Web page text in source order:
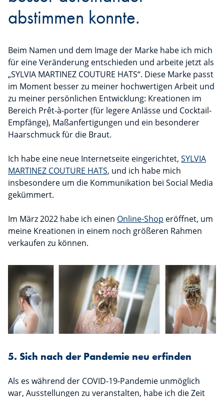
abstimmen konnte.
Beim Namen und dem Image der Marke habe ich mich
für eine Veränderung entschieden und arbeite jetzt als
„SYLVIA MARTINEZ COUTURE HATS“. Diese Marke passt
im Moment besser zu meiner hochwertigen Arbeit und
zu meiner persönlichen Entwicklung: Kreationen im
Bereich Prêt-à-porter (für legere Anlässe und Cocktail-
Empfänge), Maßanfertigungen und ein besonderer
Haarschmuck für die Braut.
Ich habe eine neue Internetseite eingerichtet, SYLVIA
MARTINEZ COUTURE HATS, und ich habe mich
insbesondere um die Kommunikation bei Social Media
gekümmert.
Im März 2022 habe ich einen Online-Shop eröffnet, um
meine Kreationen in einem noch größeren Rahmen
verkaufen zu können.
5. Sich nach der Pandemie neu erfinden
Als es während der COVID-19-Pandemie unmöglich
war, Ausstellungen zu veranstalten, habe ich die Zeit